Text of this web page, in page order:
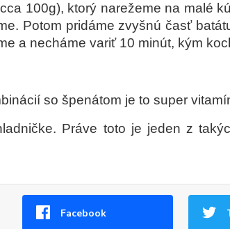
100g), ktorý narežeme na malé
Potom pridáme zvyšnú časť
a necháme variť 10 minút, kým
so špenátom je to super
Práve toto je jeden z
Facebook